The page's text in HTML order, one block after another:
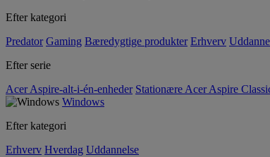
Efter kategori
Predator Gaming Bæredygtige produkter Erhverv
Efter serie
Acer Aspire-alt-i-én-enheder Stationære Acer Aspire
Windows
Efter kategori
Erhverv Hverdag Uddannelse